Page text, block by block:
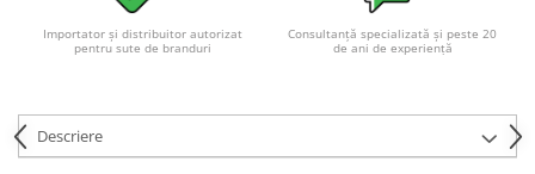
Acumulatori VRLA AGM/GEL /
Tractiune / LiFePo4
Baterii si acumulatori AGM VRLA
de 6-12 V
Importator și distribuitor autorizat
pentru sute de branduri
Consultanță specializată și peste 20
de ani de experiență
Descriere